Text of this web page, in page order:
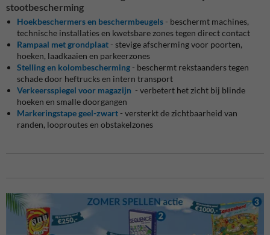
stootbescherming
Hoekbeschermers en beschermbeugels- beschermt machines,
technische installaties en kwetsbare zones tegen direct contact
Rampaal met grondplaat- stevige afscherming voor poorten,
hoeken, laadkaaien en parkeerzones
Stelling en kolombescherming- beschermt rekstaanders tegen
schade door heftrucks en intern transport
Verkeersspiegel voor magazijn - verbetert het zicht bij blinde
hoeken en smalle doorgangen
Markeringstape geel-zwart- versterkt de zichtbaarheid van
randen, looproutes en obstakelzones